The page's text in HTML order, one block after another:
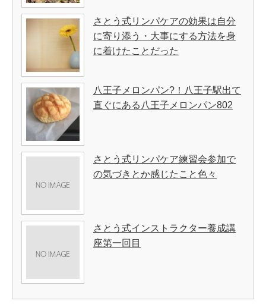
さとう式リンパケアの効果は自分
に寄り添う・大事にする方法を身
に着けたことだった
八王子メロンパン?！八王子駅出て
直ぐにある八王子メロンパン802
さとう式リンパケア練習会参加で
の気づきとか感じたこと色々
さとう式インストラクター養成講
座第一回目